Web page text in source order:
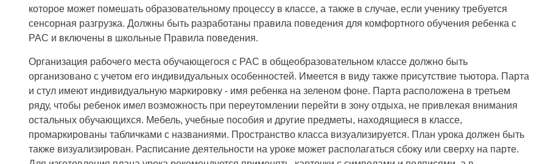
которое может помешать образовательному процессу в классе, а также в случае, если ученику требуется
сенсорная разгрузка. Должны быть разработаны правила поведения для комфортного обучения ребенка с
РАС и включены в школьные Правила поведения.
Организация рабочего места обучающегося с РАС в общеобразовательном классе должно быть
организовано с учетом его индивидуальных особенностей. Имеется в виду также присутствие тьютора. Парта
и стул имеют индивидуальную маркировку - имя ребенка на зеленом фоне. Парта расположена в третьем
ряду, чтобы ребенок имел возможность при переутомлении перейти в зону отдыха, не привлекая внимания
остальных обучающихся. Мебель, учебные пособия и другие предметы, находящиеся в классе,
промаркированы табличками с названиями. Пространство класса визуализируется. План урока должен быть
также визуализирован. Расписание деятельности на уроке может располагаться сбоку или сверху на парте.